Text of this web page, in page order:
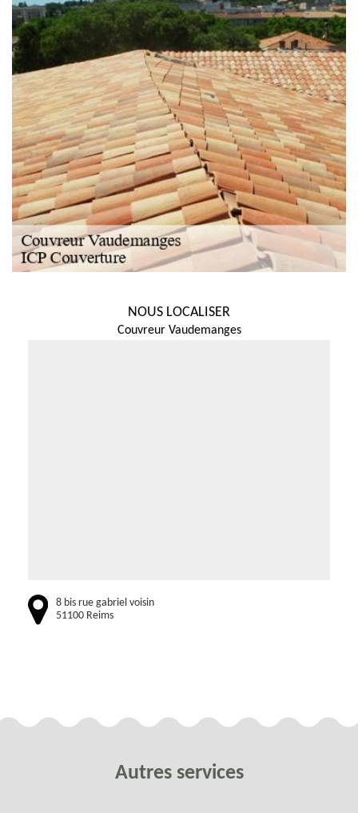
NOUS LOCALISER
Couvreur Vaudemanges
8 bis rue gabriel voisin
51100 Reims
Autres services